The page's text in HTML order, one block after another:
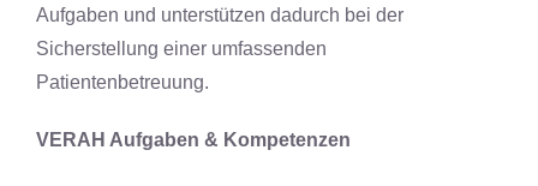
Aufgaben und unterstützen dadurch bei der
Sicherstellung einer umfassenden
Patientenbetreuung.
VERAH Aufgaben & Kompetenzen